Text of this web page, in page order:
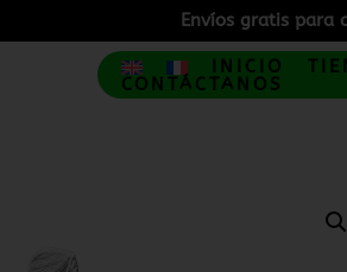
Envíos gratis para
INICIO
CONTÁCTANOS